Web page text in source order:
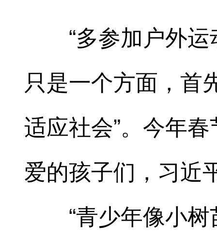
“多参加户外
只是一个方面，首
适应社会”。今年
爱的孩子们，习近
“青少年像小